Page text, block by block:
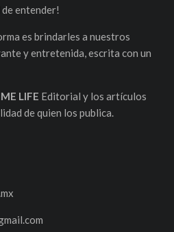
entender!
es brindarles a nuestros
y entretenida, escrita con un
LIFE Editorial y los artículos
de quien los publica.